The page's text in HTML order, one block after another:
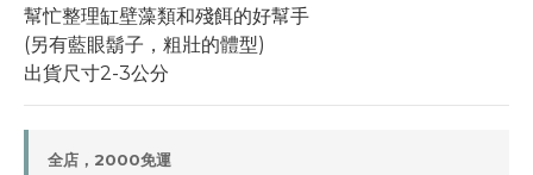
幫忙整理缸壁藻類和殘餌的好幫手
(另有藍眼鬍子，粗壯的體型)
出貨尺寸2-3公分
全店，2000免運